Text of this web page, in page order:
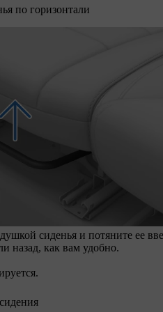
по горизонтали
сиденья и потяните ее
назад, как вам удобно.